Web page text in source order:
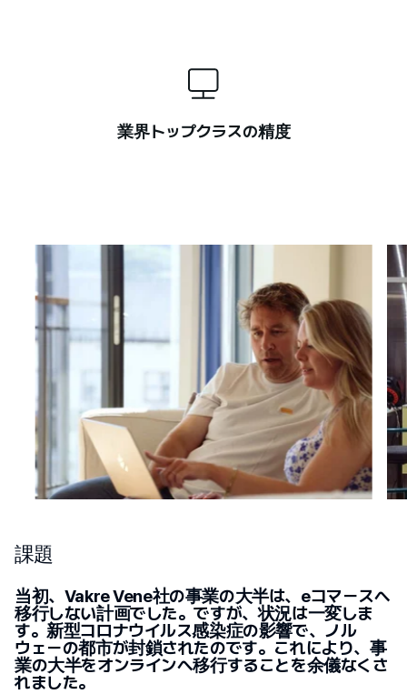
業界トップクラスの精度
課題
当初、Vakre Vene社の事業の大半は、eコマースへ
移行しない計画でした。ですが、状況は一変しま
す。新型コロナウイルス感染症の影響で、ノル
ウェーの都市が封鎖されたのです。これにより、事
業の大半をオンラインへ移行することを余儀なくさ
れました。